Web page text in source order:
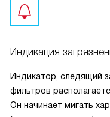
Индикация
Индикатор, следящий
фильтров
Он начинает мигать